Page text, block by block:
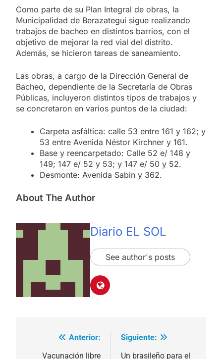
Como parte de su Plan Integral de obras, la
Municipalidad de Berazategui sigue realizando
trabajos de bacheo en distintos barrios, con el
objetivo de mejorar la red vial del distrito.
Además, se hicieron tareas de saneamiento.
Las obras, a cargo de la Dirección General de
Bacheo, dependiente de la Secretaría de Obras
Públicas, incluyeron distintos tipos de trabajos y
se concretaron en varios puntos de la ciudad:
Carpeta asfáltica: calle 53 entre 161 y 162; y
53 entre Avenida Néstor Kirchner y 161.
Base y reencarpetado: Calle 52 e/ 148 y
149; 147 e/ 52 y 53; y 147 e/ 50 y 52.
Desmonte: Avenida Sabin y 362.
About The Author
Diario EL SOL
See author's posts
Navegación
Anterior:
Vacunación libre
Siguiente:
Un brasileño para el